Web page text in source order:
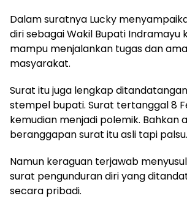
Dalam suratnya Lucky
diri sebagai Wakil Bupati Indramayu
mampu menjalankan tugas dan
masyarakat.
Surat itu juga lengkap
stempel bupati. Surat tertanggal 8
kemudian menjadi polemik. Bahkan
beranggapan surat itu asli tapi palsu.
Namun keraguan terjawab
surat pengunduran diri yang
secara pribadi.